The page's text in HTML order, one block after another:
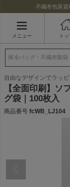
不織布包装資
メニュー ト
自由なデザインでラッ
【全面印刷】ソ
グ袋｜100枚入
商品番号 fcWB_LJ104